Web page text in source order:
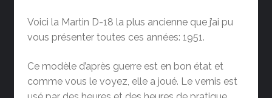
Voici la Martin D-18 la plus ancienne que j’ai pu
vous présenter toutes ces années: 1951.
Ce modèle d’après guerre est en bon état et
comme vous le voyez, elle a joué. Le vernis est